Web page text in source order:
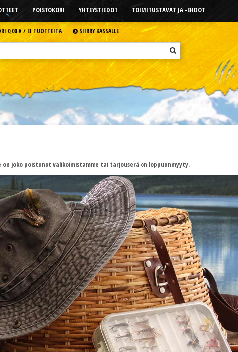
POISTOKORI YHTEYSTIEDOT TOIMITUSTAVAT JA -EHDOT
0,00 € /EI TUOTTEITA SIIRRY KASSALLE
on joko poistunut valikoimistamme tai tarjouserä on loppuunmyyty.